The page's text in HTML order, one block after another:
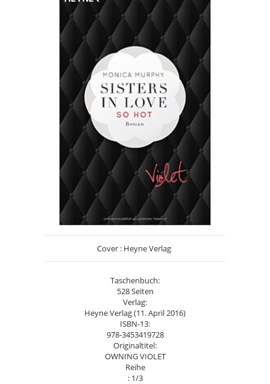
Cover : Heyne Verlag
Taschenbuch:
528 Seiten
Verlag:
Heyne Verlag (11. April 2016)
ISBN-13:
978-3453419728
Originaltitel:
OWNING VIOLET
Reihe
: 1/3